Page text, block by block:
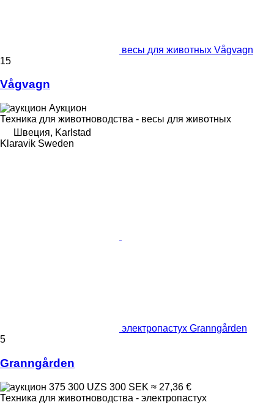
весы для животных Vågvagn
15
Vågvagn
Аукцион
Техника для животноводства - весы для животных
Швеция, Karlstad
Klaravik Sweden
электропастух Granngården
5
Granngården
375 300 UZS 300 SEK ≈ 27,36 €
Техника для животноводства - электропастух